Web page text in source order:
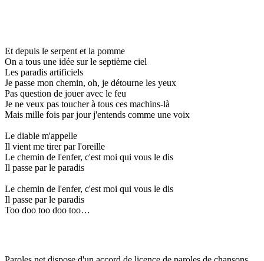
Et depuis le serpent et la pomme
On a tous une idée sur le septième ciel
Les paradis artificiels
Je passe mon chemin, oh, je détourne les yeux
Pas question de jouer avec le feu
Je ne veux pas toucher à tous ces machins-là
Mais mille fois par jour j'entends comme une voix
Le diable m'appelle
Il vient me tirer par l'oreille
Le chemin de l'enfer, c'est moi qui vous le dis
Il passe par le paradis
Le chemin de l'enfer, c'est moi qui vous le dis
Il passe par le paradis
Too doo too doo too…